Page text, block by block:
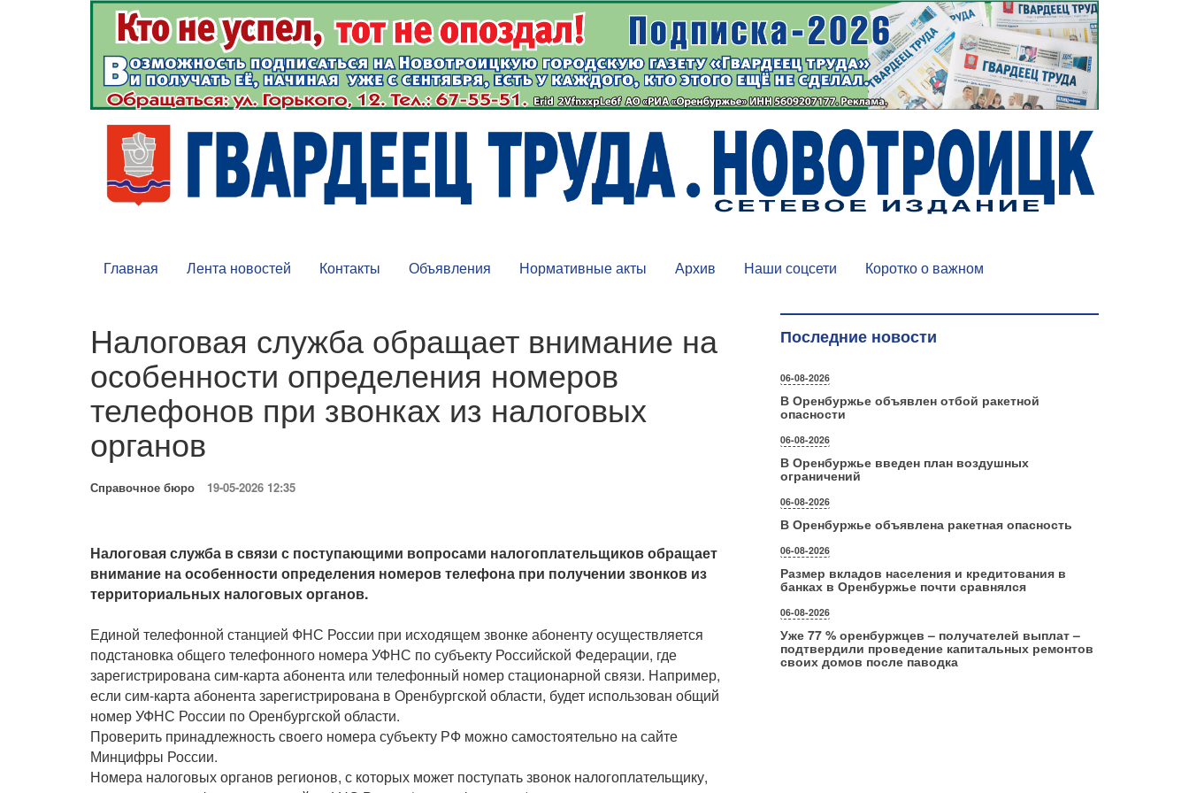
Главная Лента новостей Контакты Объявления Нормативные акты Архив Наши соцсети Коротко о важном
Налоговая служба обращает внимание на
особенности определения номеров
телефонов при звонках из налоговых
органов
Справочное бюро 19-05-2026 12:35
Налоговая служба в связи с поступающими вопросами налогоплательщиков обращает
внимание на особенности определения номеров телефона при получении звонков из
территориальных налоговых органов.
Единой телефонной станцией ФНС России при исходящем звонке абоненту осуществляется
подстановка общего телефонного номера УФНС по субъекту Российской Федерации, где
зарегистрирована сим-карта абонента или телефонный номер стационарной связи. Например,
если сим-карта абонента зарегистрирована в Оренбургской области, будет использован общий
номер УФНС России по Оренбургской области.
Проверить принадлежность своего номера субъекту РФ можно самостоятельно на сайте
Минцифры России.
Номера налоговых органов регионов, с которых может поступать звонок налогоплательщику,
Последние новости
06-08-2026
В Оренбуржье объявлен отбой ракетной
опасности
06-08-2026
В Оренбуржье введен план воздушных
ограничений
06-08-2026
В Оренбуржье объявлена ракетная опасность
06-08-2026
Размер вкладов населения и кредитования в
банках в Оренбуржье почти сравнялся
06-08-2026
Уже 77 % оренбуржцев – получателей выплат –
подтвердили проведение капитальных ремонтов
своих домов после паводка